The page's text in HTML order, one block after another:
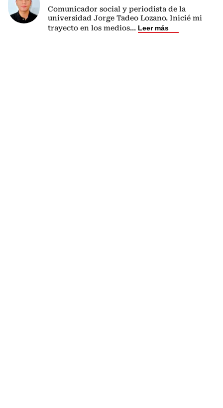
Comunicador social y periodista de la
universidad Jorge Tadeo Lozano. Inicié mi
trayecto en los medios... Leer más